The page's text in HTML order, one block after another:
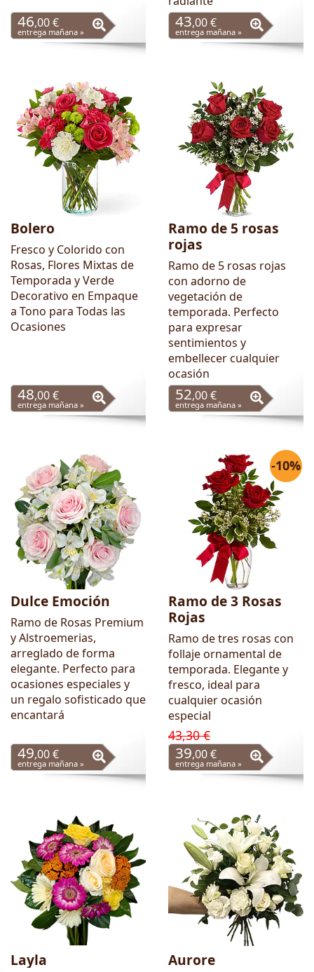
46,00 €
entrega mañana »
43,00 €
entrega mañana »
Bolero
Fresco y Colorido con
Rosas, Flores Mixtas de
Temporada y Verde
Decorativo en Empaque
a Tono para Todas las
Ocasiones
48,00 €
entrega mañana »
Ramo de 5 rosas
rojas
Ramo de 5 rosas rojas
con adorno de
vegetación de
temporada. Perfecto
para expresar
sentimientos y
embellecer cualquier
ocasión
52,00 €
entrega mañana »
Dulce Emoción
Ramo de Rosas Premium
y Alstroemerias,
arreglado de forma
elegante. Perfecto para
ocasiones especiales y
un regalo sofisticado que
encantará
49,00 €
entrega mañana »
-10%
Ramo de 3 Rosas
Rojas
Ramo de tres rosas con
follaje ornamental de
temporada. Elegante y
fresco, ideal para
cualquier ocasión
especial
43,30 €
39,00 €
entrega mañana »
Layla Aurore